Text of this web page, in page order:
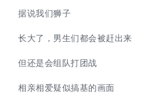
据说我们狮子
长大了，男生们都会被赶出来
但还是会组队打团战
相亲相爱疑似搞基的画面